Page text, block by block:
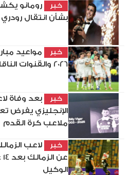
خبر
رومانو
بشأن انتقال
خبر
2026 والقنوات الناقلة
خبر
بعد وفاة
الإنجليزي يفرض
ملاعب كرة القدم
خبر
لاعب
الوكيل